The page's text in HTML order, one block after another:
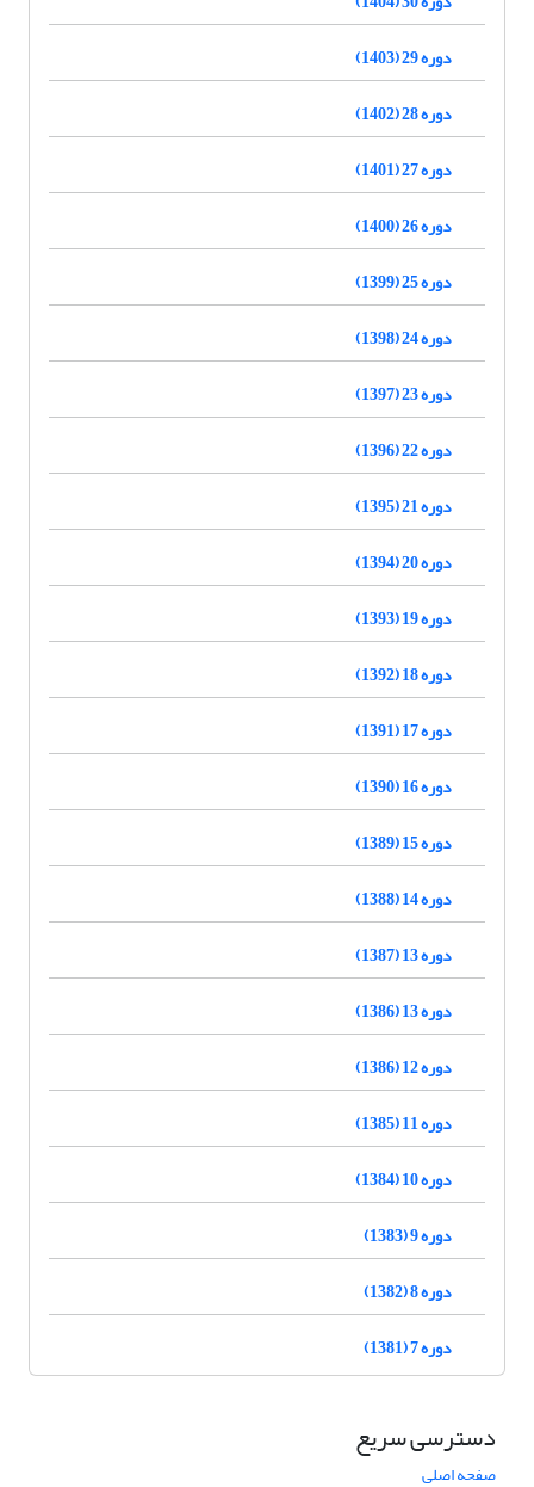
دوره 29 (1403)
دوره 28 (1402)
دوره 27 (1401)
دوره 26 (1400)
دوره 25 (1399)
دوره 24 (1398)
دوره 23 (1397)
دوره 22 (1396)
دوره 21 (1395)
دوره 20 (1394)
دوره 19 (1393)
دوره 18 (1392)
دوره 17 (1391)
دوره 16 (1390)
دوره 15 (1389)
دوره 14 (1388)
دوره 13 (1387)
دوره 13 (1386)
دوره 12 (1386)
دوره 11 (1385)
دوره 10 (1384)
دوره 9 (1383)
دوره 8 (1382)
دوره 7 (1381)
دسترسی سریع
صفحه اصلی